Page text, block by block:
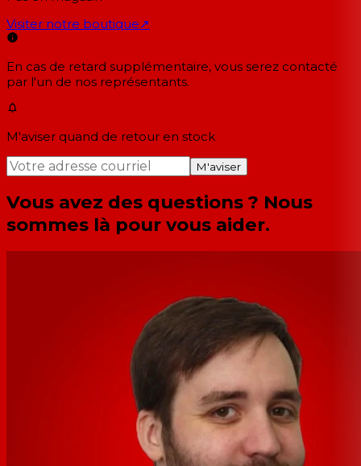
Visiter notre boutique↗
En cas de retard supplémentaire, vous serez contacté
par l'un de nos représentants.
M'aviser quand de retour en stock
M'aviser
Vous avez des questions ? Nous
sommes là pour vous aider.